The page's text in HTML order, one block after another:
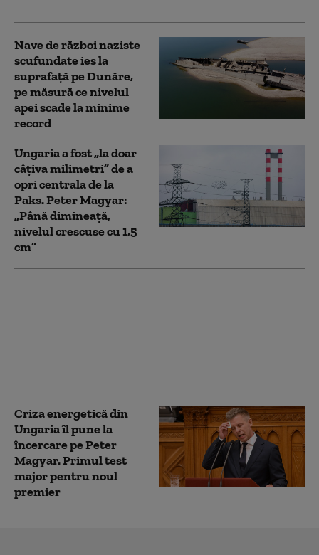
Nave de război naziste
scufundate ies la
suprafață pe Dunăre,
pe măsură ce nivelul
apei scade la minime
record
Ungaria a fost „la doar
câțiva milimetri” de a
opri centrala de la
Paks. Peter Magyar:
„Până dimineață,
nivelul crescuse cu 1,5
cm”
Criza energetică din
Ungaria îl pune la
încercare pe Peter
Magyar. Primul test
major pentru noul
premier